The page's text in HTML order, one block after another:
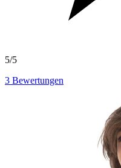
5/5
3 Bewertungen